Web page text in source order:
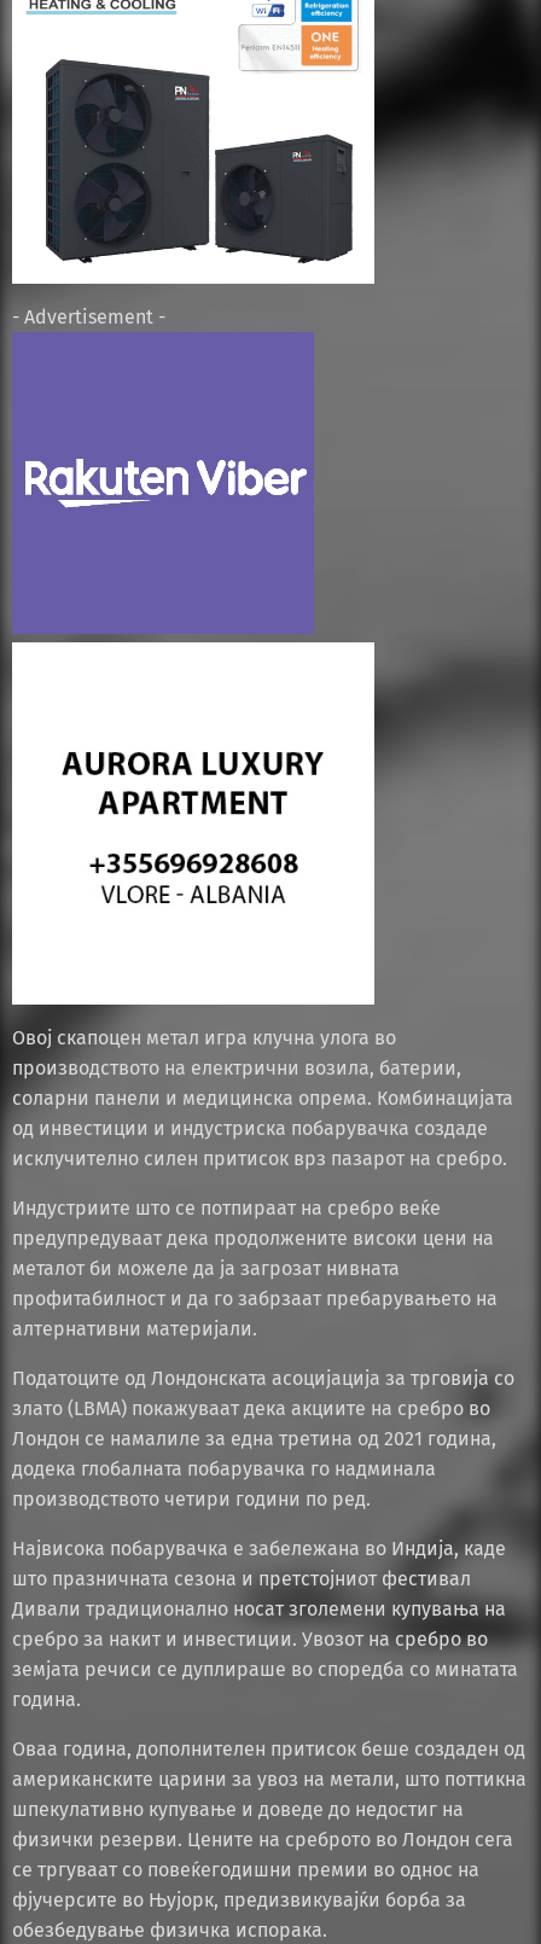
- Advertisement -
Овој скапоцен метал игра клучна улога во
производството на електрични возила, батерии,
соларни панели и медицинска опрема. Комбинацијата
од инвестиции и индустриска побарувачка создаде
исклучително силен притисок врз пазарот на сребро.
Индустриите што се потпираат на сребро веќе
предупредуваат дека продолжените високи цени на
металот би можеле да ја загрозат нивната
профитабилност и да го забрзаат пребарувањето на
алтернативни материјали.
Податоците од Лондонската асоцијација за трговија со
злато (LBMA) покажуваат дека акциите на сребро во
Лондон се намалиле за една третина од 2021 година,
додека глобалната побарувачка го надминала
производството четири години по ред.
Највисока побарувачка е забележана во Индија, каде
што празничната сезона и претстојниот фестивал
Дивали традиционално носат зголемени купувања на
сребро за накит и инвестиции. Увозот на сребро во
земјата речиси се дуплираше во споредба со минатата
година.
Оваа година, дополнителен притисок беше создаден од
американските царини за увоз на метали, што поттикна
шпекулативно купување и доведе до недостиг на
физички резерви. Цените на среброто во Лондон сега
се тргуваат со повеќегодишни премии во однос на
фјучерсите во Њујорк, предизвикувајќи борба за
обезбедување физичка испорака.